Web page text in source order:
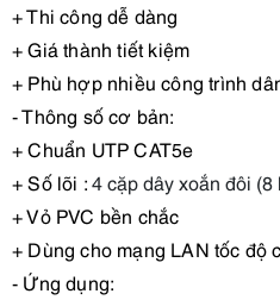
+ Thi công dễ dàng
+ Giá thành tiết kiệm
+ Phù hợp nhiều công trình
- Thông số cơ bản:
+ Chuẩn UTP CAT5e
+ Số lõi :4 cặp dây xoắn đôi (8
+ Vỏ PVC bền chắc
+ Dùng cho mạng LAN tốc độ
- Ứng dụng: